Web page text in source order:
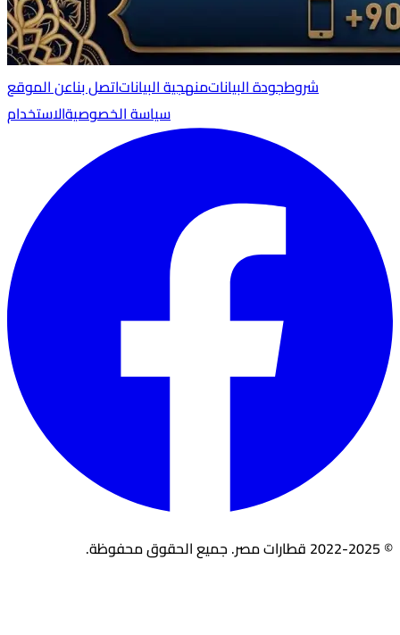
عن الموقعاتصل بنامنهجية البياناتجودة البياناتشروط
الاستخدامسياسة الخصوصية
© 2022-2025 قطارات مصر. جميع الحقوق محفوظة.